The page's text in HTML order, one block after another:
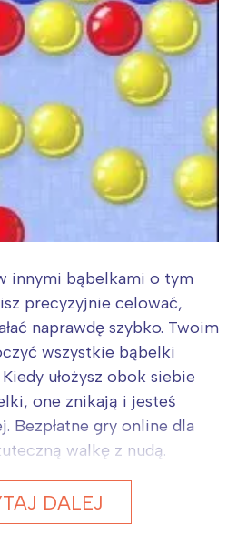
innymi bąbelkami o tym
precyzyjnie celować,
naprawdę szybko. Twoim
wszystkie bąbelki
ułożysz obok siebie
one znikają i jesteś
Bezpłatne gry online dla
walkę z nudą.
DALEJ